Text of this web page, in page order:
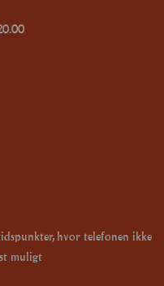
hvor telefonen ikke
muligt